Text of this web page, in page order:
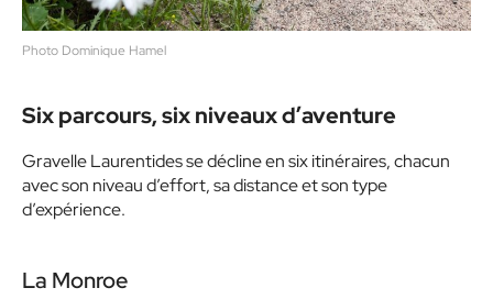
Photo Dominique Hamel
Six parcours, six niveaux d’aventure
Gravelle Laurentides se décline en six itinéraires, chacun
avec son niveau d’effort, sa distance et son type
d’expérience.
La Monroe